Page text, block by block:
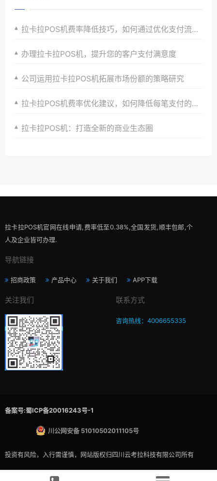
拉卡拉POS机费率降低技巧，如何通过优化支付流程减少费用？
办理拉卡拉POS机，提升您的客户支付满意度
公司运用拉卡拉POS机拓展市场份额的策略研究
拉卡拉POS机费率优化建议，如何降低每笔支付的手续费？
拉卡拉POS机：打造全新的商业生态圈
拉卡拉POS机官网在线申请,费率低至0.38%,全国发货,顺丰包邮,个
人及企业皆可办理.
导航链接
招商政策 产品中心 关于我们 APP下载
关注我们 联系方式
咨询热线：4006655335
备案号:蜀ICP备20016243号-1
川公网安备 51010502011105号
投资有风险，入行需谨慎，网站版权归四川云考拉科技有限公司所有